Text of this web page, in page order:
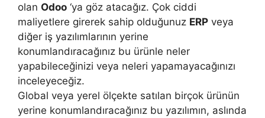
olan Odoo ‘ya göz atacağız. Çok ciddi
maliyetlere girerek sahip olduğunuz ERP veya
diğer iş yazılımlarının yerine
konumlandıracağınız bu ürünle neler
yapabileceğinizi veya neleri yapamayacağınızı
inceleyeceğiz.
Global veya yerel ölçekte satılan birçok ürünün
yerine konumlandıracağınız bu yazılımın, aslında